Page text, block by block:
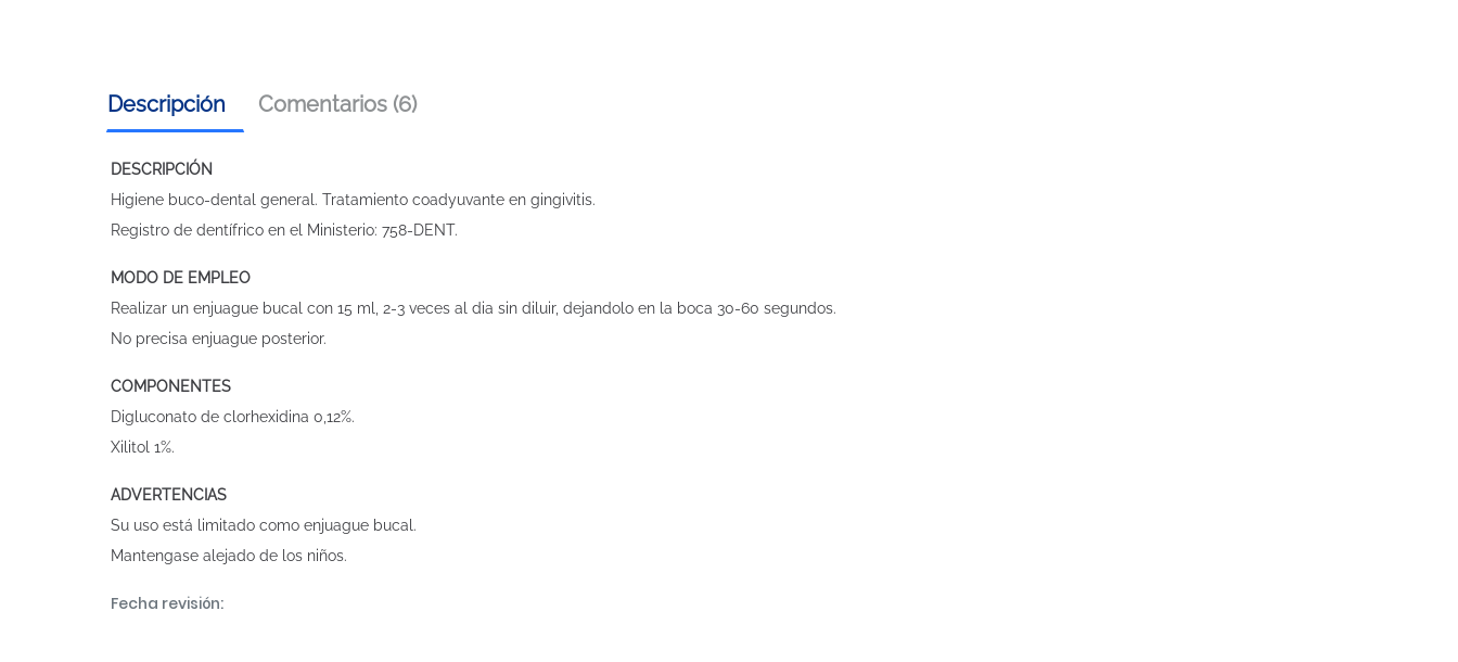
Descripción Comentarios (6)
DESCRIPCIÓN
Higiene buco-dental general. Tratamiento coadyuvante en gingivitis.
Registro de dentífrico en el Ministerio: 758-DENT.
MODO DE EMPLEO
Realizar un enjuague bucal con 15 ml, 2-3 veces al dia sin diluir, dejandolo en la boca 30-60 segundos.
No precisa enjuague posterior.
COMPONENTES
Digluconato de clorhexidina 0,12%.
Xilitol 1%.
ADVERTENCIAS
Su uso está limitado como enjuague bucal.
Mantengase alejado de los niños.
Fecha revisión: